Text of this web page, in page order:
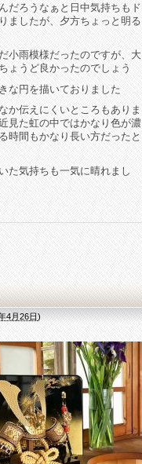
だろうなぁと日中気持ちもド
ましたが、夕方ちょっと明る
小雨模様だったのですが、大
ょうど良かったのでしょう
な円を描いておりました
か伝えにくいところもありま
見た虹の中ではかなり色が濃
時間もかなり長い方だったと
た気持ちも一気に晴れまし
4月26日)